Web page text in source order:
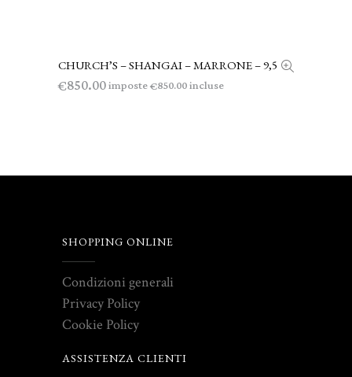
AGGIUNGI AL CARRELLO
CHURCH’S – SHANGAI – MARRONE – 9,5
€850.00imposte€850.00incluse
SHOPPING ONLINE
Condizioni generali
Privacy Policy
Cookie Policy
ASSISTENZA CLIENTI